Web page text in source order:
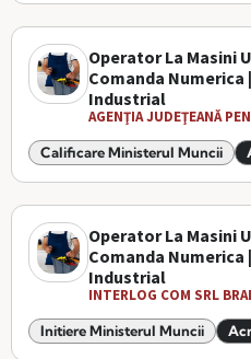
Operator La Masini
Comanda Numerica
Industrial
AGENŢIA JUDEŢEANĂ
Calificare Ministerul Muncii
Operator La Masini
Comanda Numerica
Industrial
INTERLOG COM SRL
Initiere Ministerul Muncii